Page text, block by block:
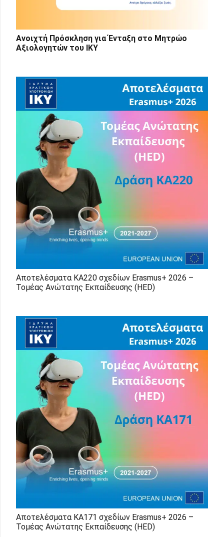
Ανοιχτή Πρόσκληση για Ένταξη στο Μητρώο
Αξιολογητών του ΙΚΥ
Αποτελέσματα KA220 σχεδίων Erasmus+ 2026 –
Τομέας Ανώτατης Εκπαίδευσης (HED)
Αποτελέσματα KA171 σχεδίων Erasmus+ 2026 –
Τομέας Ανώτατης Εκπαίδευσης (HED)